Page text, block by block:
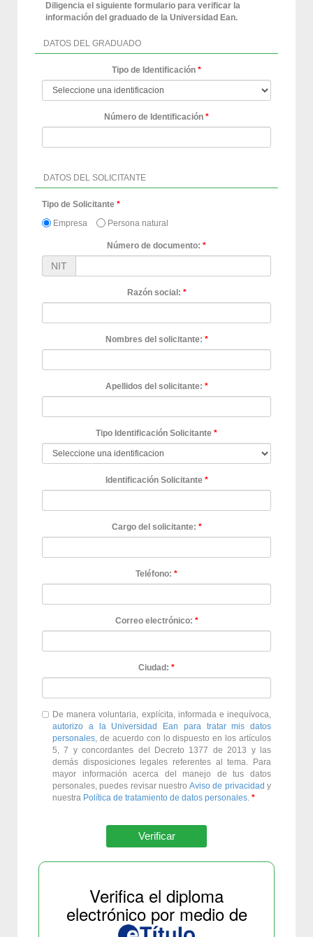
Diligencia el siguiente formulario para verificar la
información del graduado de la Universidad Ean.
DATOS DEL GRADUADO
Tipo de Identificación
Número de Identificación
DATOS DEL SOLICITANTE
Tipo de Solicitante
Empresa
Persona natural
Número de documento:
NIT
Razón social:
Nombres del solicitante:
Apellidos del solicitante:
Tipo Identificación Solicitante
Identificación Solicitante
Cargo del solicitante:
Teléfono:
Correo electrónico:
Ciudad:
De manera voluntaria, explícita, informada e inequívoca,
autorizo a la Universidad Ean para tratar mis datos
personales, de acuerdo con lo dispuesto en los artículos
5, 7 y concordantes del Decreto 1377 de 2013 y las
demás disposiciones legales referentes al tema. Para
mayor información acerca del manejo de tus datos
personales, puedes revisar nuestro Aviso de privacidad y
nuestra Política de tratamiento de datos personales.
Verificar
Verifica el diploma
electrónico por medio de